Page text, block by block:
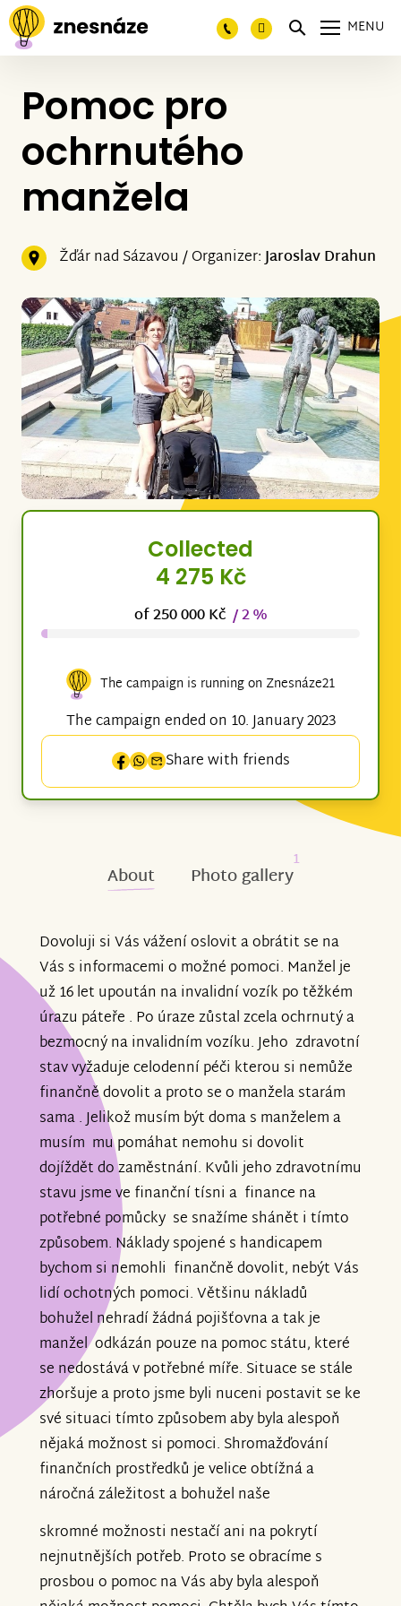
MENU
Pomoc pro
ochrnutého
manžela
Žďár nad Sázavou / Organizer:Jaroslav Drahun
Collected
4 275 Kč
of 250 000 Kč / 2 %
The campaign is running on Znesnáze21
The campaign ended on 10. January 2023
Share with friends
About Photo gallery
1
Dovoluji si Vás vážení oslovit a obrátit se na
Vás s informacemi o možné pomoci. Manžel je
už 16 let upoután na invalidní vozík po těžkém
úrazu páteře . Po úraze zůstal zcela ochrnutý a
bezmocný na invalidním vozíku. Jeho zdravotní
stav vyžaduje celodenní péči kterou si nemůže
finančně dovolit a proto se o manžela starám
sama . Jelikož musím být doma s manželem a
musím mu pomáhat nemohu si dovolit
dojíždět do zaměstnání. Kvůli jeho zdravotnímu
stavu jsme ve finanční tísni a finance na
potřebné pomůcky se snažíme shánět i tímto
způsobem. Náklady spojené s handicapem
bychom si nemohli finančně dovolit, nebýt Vás
lidí ochotných pomoci. Většinu nákladů
bohužel nehradí žádná pojišťovna a tak je
manžel odkázán pouze na pomoc státu, které
se nedostává v potřebné míře. Situace se stále
zhoršuje a proto jsme byli nuceni postavit se ke
své situaci tímto způsobem aby byla alespoň
nějaká možnost si pomoci. Shromažďování
finančních prostředků je velice obtížná a
náročná záležitost a bohužel naše
skromné možnosti nestačí ani na pokrytí
nejnutnějších potřeb. Proto se obracíme s
prosbou o pomoc na Vás aby byla alespoň